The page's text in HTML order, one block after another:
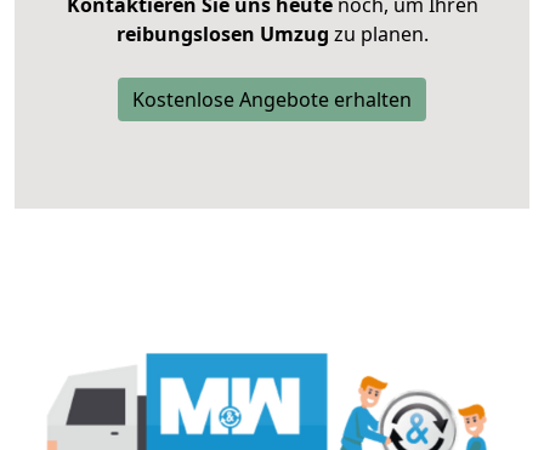
reibungslosen Umzug zu planen.
Kostenlose Angebote erhalten